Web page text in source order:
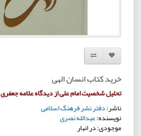
افزودن به لیست دلخواه
مقایسه این محصول
خرید کتاب انسان الهی
تحلیل شخصیت امام علی از دیدگاه علامه جعفری
ناشر:دفتر نشر فرهنگ اسلامی
نویسنده:عبدالله نصری
موجودی: در انبار